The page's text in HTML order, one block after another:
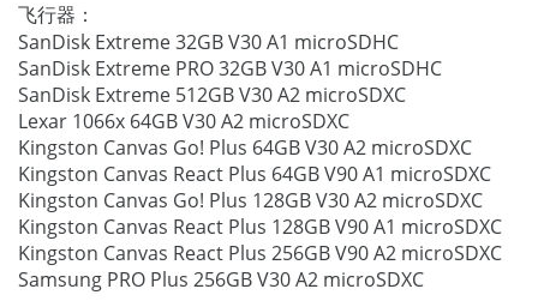
飞行器：
SanDisk Extreme 32GB V30 A1 microSDHC
SanDisk Extreme PRO 32GB V30 A1 microSDHC
SanDisk Extreme 512GB V30 A2 microSDXC
Lexar 1066x 64GB V30 A2 microSDXC
Kingston Canvas Go! Plus 64GB V30 A2 microSDXC
Kingston Canvas React Plus 64GB V90 A1 microSDXC
Kingston Canvas Go! Plus 128GB V30 A2 microSDXC
Kingston Canvas React Plus 128GB V90 A1 microSDXC
Kingston Canvas React Plus 256GB V90 A2 microSDXC
Samsung PRO Plus 256GB V30 A2 microSDXC